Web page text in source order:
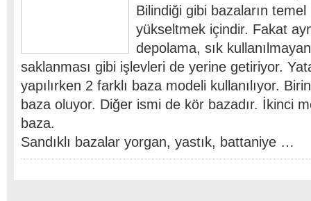
Bilindiği gibi bazaların
yükseltmek içindir. Fakat
depolama, sık
saklanması gibi işlevleri de yerine getiriyor.
yapılırken 2 farklı baza modeli kullanılıyor.
baza oluyor. Diğer ismi de kör bazadır. İkinci
baza.
Sandıklı bazalar yorgan, yastık, battaniye …